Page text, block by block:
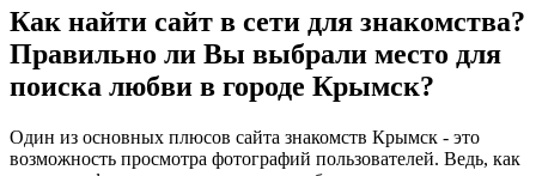
Как найти сайт в сети для знакомства?
Правильно ли Вы выбрали место для
поиска любви в городе Крымск?
Один из основных плюсов сайта знакомств Крымск - это
возможность просмотра фотографий пользователей. Ведь, как